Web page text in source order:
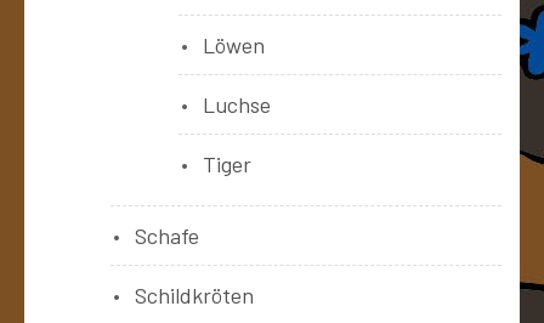
Löwen
Luchse
Tiger
Schafe
Schildkröten